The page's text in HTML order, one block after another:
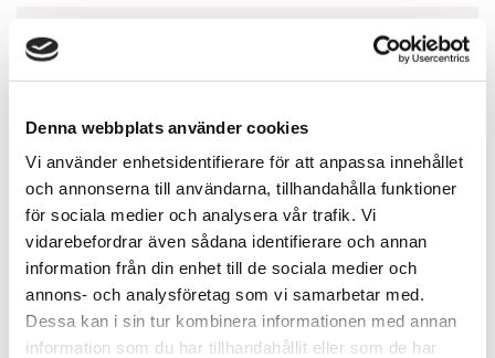
Denna webbplats använder cookies
Vi använder enhetsidentifierare för att anpassa innehållet
och annonserna till användarna, tillhandahålla funktioner
för sociala medier och analysera vår trafik. Vi
vidarebefordrar även sådana identifierare och annan
information från din enhet till de sociala medier och
annons- och analysföretag som vi samarbetar med.
Dessa kan i sin tur kombinera informationen med annan
information som du har tillhandahållit eller som de har
Gustav Hector
Affärschef Samhällsbyggnad & Fastighetsutveckling